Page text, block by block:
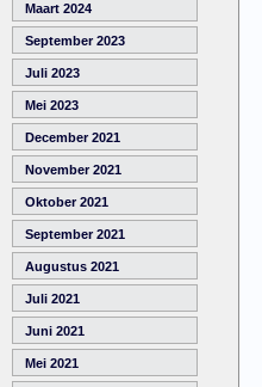
Maart 2024
September 2023
Juli 2023
Mei 2023
December 2021
November 2021
Oktober 2021
September 2021
Augustus 2021
Juli 2021
Juni 2021
Mei 2021